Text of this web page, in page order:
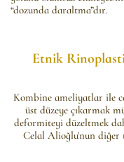
“dozunda daraltma”dır.
Etnik
Kombine ameliyatlar ile
üst düzeye çıkarmak
deformiteyi düzeltmek
Celal Alioğlu'nun diğer